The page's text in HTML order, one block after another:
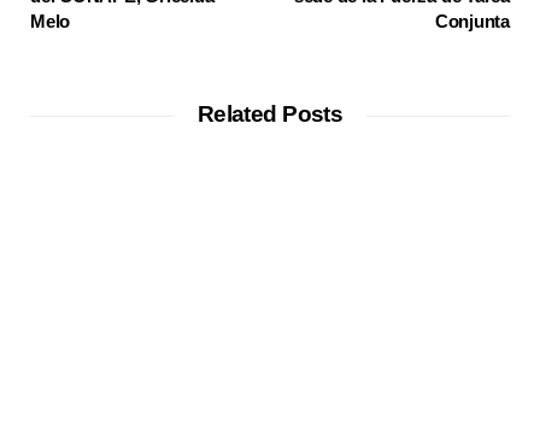
Melo
Conjunta
Related Posts